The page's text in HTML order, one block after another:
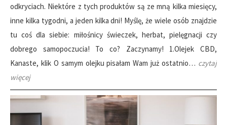
odkryciach. Niektóre z tych produktów są ze mną kilka miesięcy,
inne kilka tygodni, a jeden kilka dni! Myślę, że wiele osób znajdzie
tu coś dla siebie: miłośnicy świeczek, herbat, pielęgnacji czy
dobrego samopoczucia! To co? Zaczynamy! 1.Olejek CBD,
Kanaste, klik O samym olejku pisałam Wam już ostatnio… czytaj
więcej